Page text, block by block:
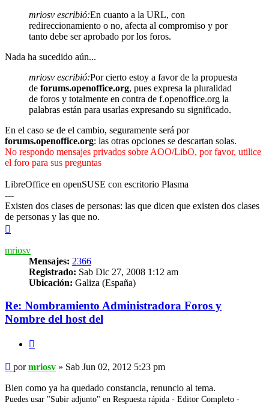
mriosv escribió:En cuanto a la URL, con
redireccionamiento o no, afecta al compromiso y por
tanto debe ser aprobado por los foros.
Nada ha sucedido aún...
mriosv escribió:Por cierto estoy a favor de la propuesta
de forums.openoffice.org, pues expresa la pluralidad
de foros y totalmente en contra de f.openoffice.org la
palabras están para usarlas expresando su significado.
En el caso se de el cambio, seguramente será por
forums.openoffice.org: las otras opciones se descartan solas.
No respondo mensajes privados sobre AOO/LibO, por favor, utilice
el foro para sus preguntas
LibreOffice en openSUSE con escritorio Plasma
---
Existen dos clases de personas: las que dicen que existen dos clases
de personas y las que no.
mriosv
Mensajes: 2366
Registrado: Sab Dic 27, 2008 1:12 am
Ubicación: Galiza (España)
Re: Nombramiento Administradora Foros y
Nombre del host del
Mensaje
pormriosv » Sab Jun 02, 2012 5:23 pm
Bien como ya ha quedado constancia, renuncio al tema.
Puedes usar "Subir adjunto" en Respuesta rápida - Editor Completo -